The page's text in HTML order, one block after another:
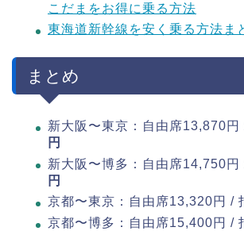
こだまをお得に乗る方法
東海道新幹線を安く乗る方法ま
まとめ
新大阪〜東京：自由席13,870円
円
新大阪〜博多：自由席14,750円
円
京都〜東京：自由席13,320円 /
京都〜博多：自由席15,400円 /